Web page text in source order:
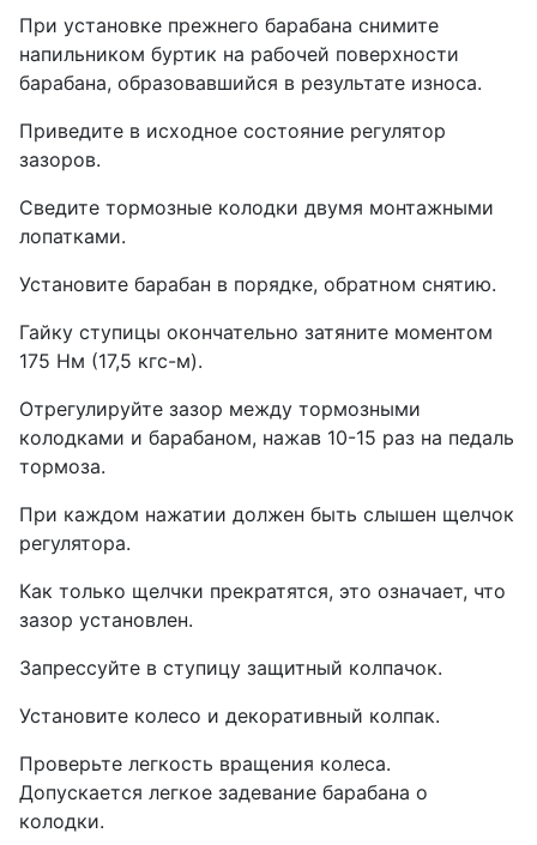
При установке прежнего барабана снимите
напильником буртик на рабочей поверхности
барабана, образовавшийся в результате износа.
Приведите в исходное состояние регулятор
зазоров.
Сведите тормозные колодки двумя монтажными
лопатками.
Установите барабан в порядке, обратном снятию.
Гайку ступицы окончательно затяните моментом
175 Нм (17,5 кгс-м).
Отрегулируйте зазор между тормозными
колодками и барабаном, нажав 10-15 раз на педаль
тормоза.
При каждом нажатии должен быть слышен щелчок
регулятора.
Как только щелчки прекратятся, это означает, что
зазор установлен.
Запрессуйте в ступицу защитный колпачок.
Установите колесо и декоративный колпак.
Проверьте легкость вращения колеса.
Допускается легкое задевание барабана о
колодки.